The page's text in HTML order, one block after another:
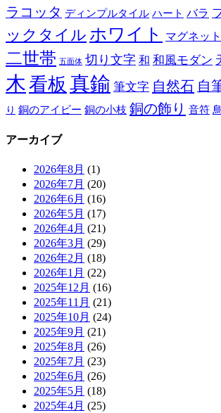
ラコッタ ディンプルタイル ハート バラ
ックタイル ホワイト マグネット
二世帯 五面体 切り文字 和 和風モダン
木看板 真鍮 筆文字 自然石 自
り 銅のアイビー 銅の小枝 銅の飾り 音符
アーカイブ
2026年8月 (1)
2026年7月 (20)
2026年6月 (16)
2026年5月 (17)
2026年4月 (21)
2026年3月 (29)
2026年2月 (18)
2026年1月 (22)
2025年12月 (16)
2025年11月 (21)
2025年10月 (24)
2025年9月 (21)
2025年8月 (26)
2025年7月 (23)
2025年6月 (26)
2025年5月 (18)
2025年4月 (25)